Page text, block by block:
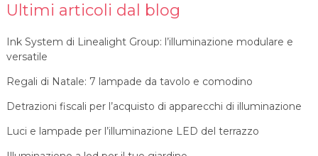
Ultimi articoli dal blog
Ink System di Linealight Group: l’illuminazione modulare e
versatile
Regali di Natale: 7 lampade da tavolo e comodino
Detrazioni fiscali per l’acquisto di apparecchi di illuminazione
Luci e lampade per l’illuminazione LED del terrazzo